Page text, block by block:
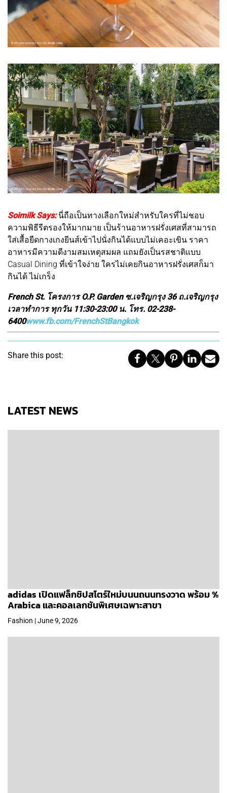
Soimilk Says:นี่ถือเป็นทางเลือกใหม่สำหรับใครที่ไม่ชอบ
ความพิธีรีตรองให้มากมาย เป็นร้านอาหารฝรั่งเศสที่สามารถ
ใส่เสื้อยืดกางเกงยีนส์เข้าไปนั่งกินได้แบบไม่เคอะเขิน ราคา
อาหารมีความดีงามสมเหตุสมผล แถมยังเป็นรสชาติแบบ
Casual Dining ที่เข้าใจง่าย ใครไม่เคยกินอาหารฝรั่งเศสก็มา
กินได้ ไม่เกร็ง
French St. โครงการ O.P. Garden ซ.เจริญกรุง 36 ถ.เจริญกรุง
เวลาทำการ ทุกวัน 11:30-23:00 น. โทร. 02-238-
6400www.fb.com/FrenchStBangkok
Share this post:
LATEST NEWS
adidas เปิดแฟล็กชิปสโตร์ใหม่บนนถนนทรงวาด พร้อม %
Arabica และคอลเลกชันพิเศษเฉพาะสาขา
Fashion | June 9, 2026